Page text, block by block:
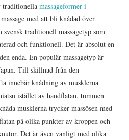
traditionellamassageformer i
med att bli knådad över
traditionell massagetyp som
och funktionell. Det är absolut en
enda. En populär massagetyp är
Till skillnad från den
innebär knådning av musklerna
istället av handflatan, tummen
musklerna trycker massösen med
på olika punkter av kroppen och
Det är även vanligt med olika